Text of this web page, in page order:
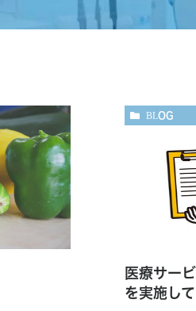
BLOG
医療サー
を実施し